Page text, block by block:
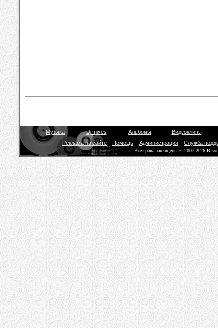
Музыка Dj mixes Альбомы
Видеоклипы
Реклама на сайте
Помощь Администрация Служба
Все права защищены © 2007-2026